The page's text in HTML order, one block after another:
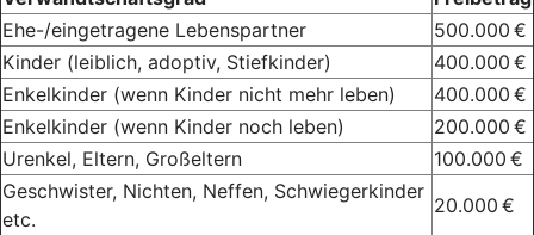
Ehe-/eingetragene Lebenspartner
500.000 €
Kinder (leiblich, adoptiv, Stiefkinder)
400.000 €
Enkelkinder (wenn Kinder nicht mehr leben)
400.000 €
Enkelkinder (wenn Kinder noch leben)
200.000 €
Urenkel, Eltern, Großeltern
100.000 €
Geschwister, Nichten, Neffen, Schwiegerkinder
etc.
20.000 €